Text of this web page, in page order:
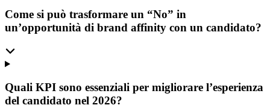
Come si può trasformare un “No” in
un’opportunità di brand affinity con un candidato?
Quali KPI sono essenziali per migliorare l’esperienza
del candidato nel 2026?